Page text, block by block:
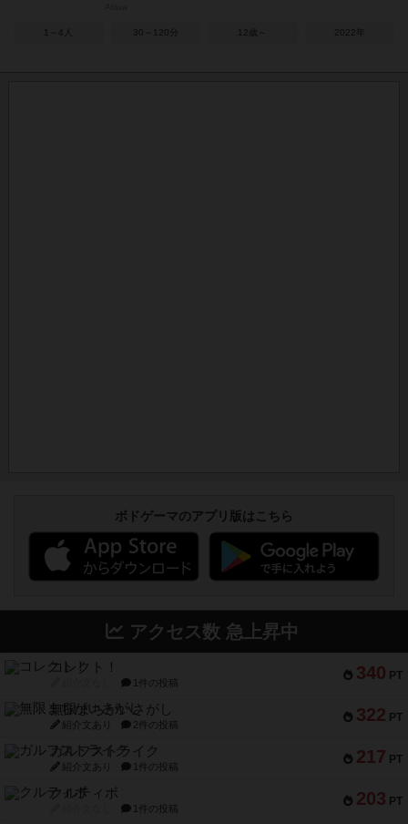
1～4人 30～120分 12歳～ 2022年
ボドゲーマのアプリ版はこちら
アクセス数 急上昇中
340 PT
コレクト！
1件の投稿
322 PT
無限まちがいさがし
紹介文あり 2件の投稿
217 PT
ガルフストライク
紹介文あり 1件の投稿
203 PT
クルティボ
1件の投稿